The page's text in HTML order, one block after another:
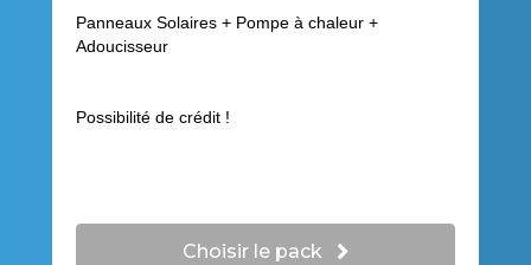
Panneaux Solaires + Pompe à chaleur +
Adoucisseur
Possibilité de crédit !
Choisir le pack